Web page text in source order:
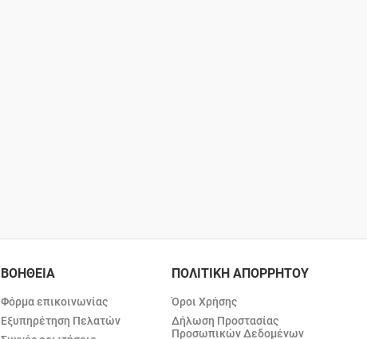
ΒΟΗΘΕΙΑ
Φόρμα επικοινωνίας
Εξυπηρέτηση Πελατών
ΠΟΛΙΤΙΚΗ ΑΠΟΡΡΗΤΟΥ
Όροι Χρήσης
Δήλωση Προστασίας
Προσωπικών Δεδομένων